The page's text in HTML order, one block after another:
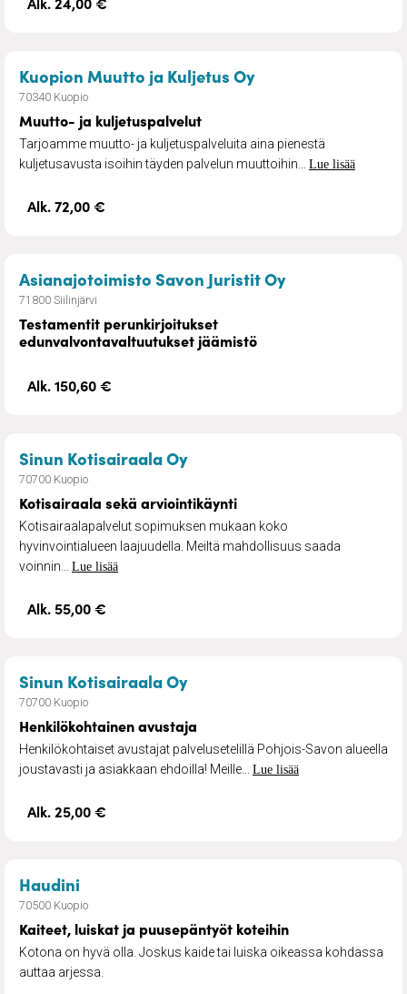
Kuopion Muutto ja Kuljetus Oy– Muutto- ja
70340 Kuopio
Muutto- ja kuljetuspalvelut
Tarjoamme muutto- ja kuljetuspalveluita aina pienestä
kuljetusavusta isoihin täyden palvelun muuttoihin... Lue lisää
Alk. 72,00 €
Asianajotoimisto Savon Juristit Oy– Testamentit
71800 Siilinjärvi
Testamentit perunkirjoitukset
edunvalvontavaltuutukset jäämistö
Alk. 150,60 €
Sinun Kotisairaala Oy– Kotisairaala sekä
70700 Kuopio
Kotisairaala sekä arviointikäynti
Kotisairaalapalvelut sopimuksen mukaan koko
hyvinvointialueen laajuudella. Meiltä mahdollisuus saada
voinnin... Lue lisää
Alk. 55,00 €
Sinun Kotisairaala Oy– Henkilökohtainen
70700 Kuopio
Henkilökohtainen avustaja
Henkilökohtaiset avustajat palvelusetelillä Pohjois-Savon alueella
joustavasti ja asiakkaan ehdoilla! Meille... Lue lisää
Alk. 25,00 €
Haudini
70500 Kuopio
Kaiteet, luiskat ja puusepäntyöt koteihin
Kotona on hyvä olla. Joskus kaide tai luiska oikeassa kohdassa
auttaa arjessa.